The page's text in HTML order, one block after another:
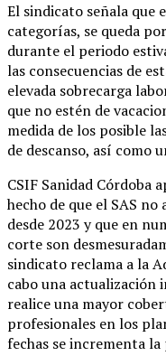
El sindicato señala que
categorías, se queda
durante el periodo
las consecuencias de
elevada sobrecarga
que no estén de
medida de los posible
de descanso, así como
CSIF Sanidad Córdoba
hecho de que el SAS
desde 2023 y que en
corte son
sindicato reclama a la
cabo una actualización
realice una mayor
profesionales en los
fechas se incrementa